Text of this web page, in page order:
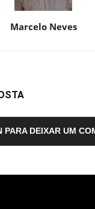
Marcelo Neves
PARA DEIXAR UM